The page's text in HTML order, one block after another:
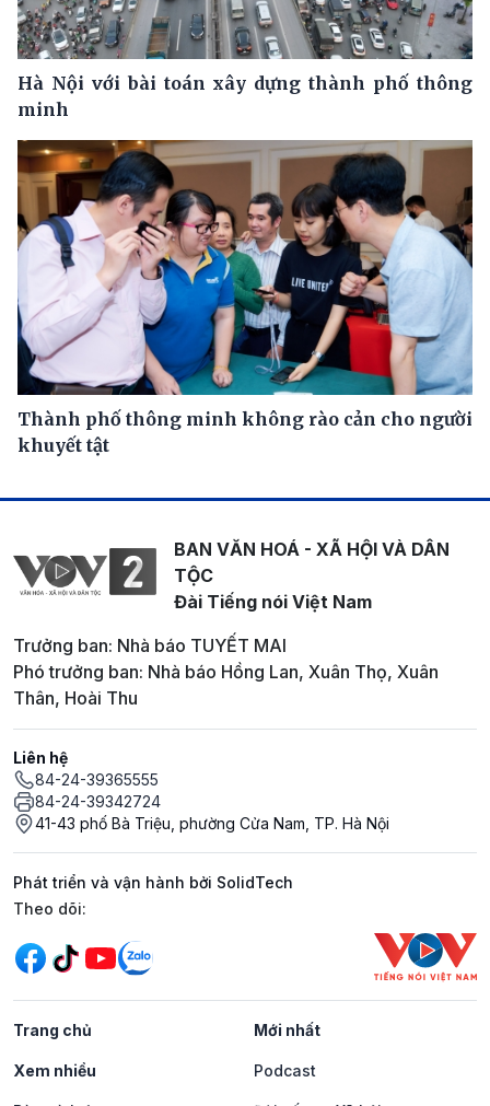
Hà Nội với bài toán xây dựng thành phố thông
minh
Thành phố thông minh không rào cản cho người
khuyết tật
BAN VĂN HOÁ - XÃ HỘI VÀ DÂN
TỘC
Đài Tiếng nói Việt Nam
Trưởng ban: Nhà báo TUYẾT MAI
Phó trưởng ban: Nhà báo Hồng Lan, Xuân Thọ, Xuân
Thân, Hoài Thu
Liên hệ
84-24-39365555
84-24-39342724
41-43 phố Bà Triệu, phường Cửa Nam, TP. Hà Nội
Phát triển và vận hành bởi SolidTech
Mạng xã hội
Theo dõi:
Trang chủ Mới nhất
Xem nhiều Podcast